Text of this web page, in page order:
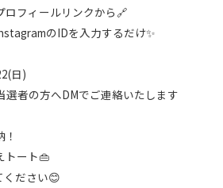
ロフィールリンクから🔗
のIDを入力するだけ✨
日)
選者の方へDMでご連絡いたします
トート👜
ください😊